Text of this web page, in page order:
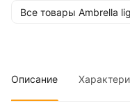
Все товары Ambrella
Описание